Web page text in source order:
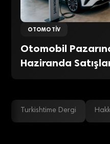
OTOMOTIV
Otomobil
Haziranda
Turkishtime Dergi